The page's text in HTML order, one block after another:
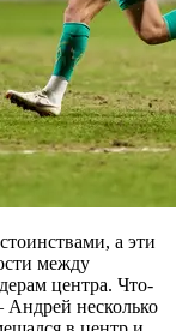
а эти
между
центра. Что-
Андрей несколько